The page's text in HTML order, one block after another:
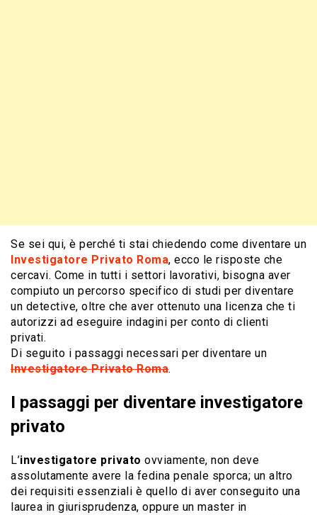
Se sei qui, è perché ti stai chiedendo come diventare un
Investigatore Privato Roma, ecco le risposte che
cercavi. Come in tutti i settori lavorativi, bisogna aver
compiuto un percorso specifico di studi per diventare
un detective, oltre che aver ottenuto una licenza che ti
autorizzi ad eseguire indagini per conto di clienti
privati.
Di seguito i passaggi necessari per diventare un
Investigatore Privato Roma.
I passaggi per diventare investigatore
privato
L’investigatore privato ovviamente, non deve
assolutamente avere la fedina penale sporca; un altro
dei requisiti essenziali è quello di aver conseguito una
laurea in giurisprudenza, oppure un master in